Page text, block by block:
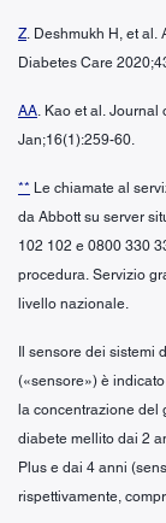
Z. Deshmukh H, et al.
Diabetes Care
AA. Kao et al. Journal
Jan;16(1):259-60.
** Le chiamate al
da Abbott su server
102 102 e 0800 330
procedura. Servizio
livello nazionale.
Il sensore dei
(«sensore») è
la concentrazione
diabete mellito dai 2
Plus e dai 4 anni
rispettivamente,